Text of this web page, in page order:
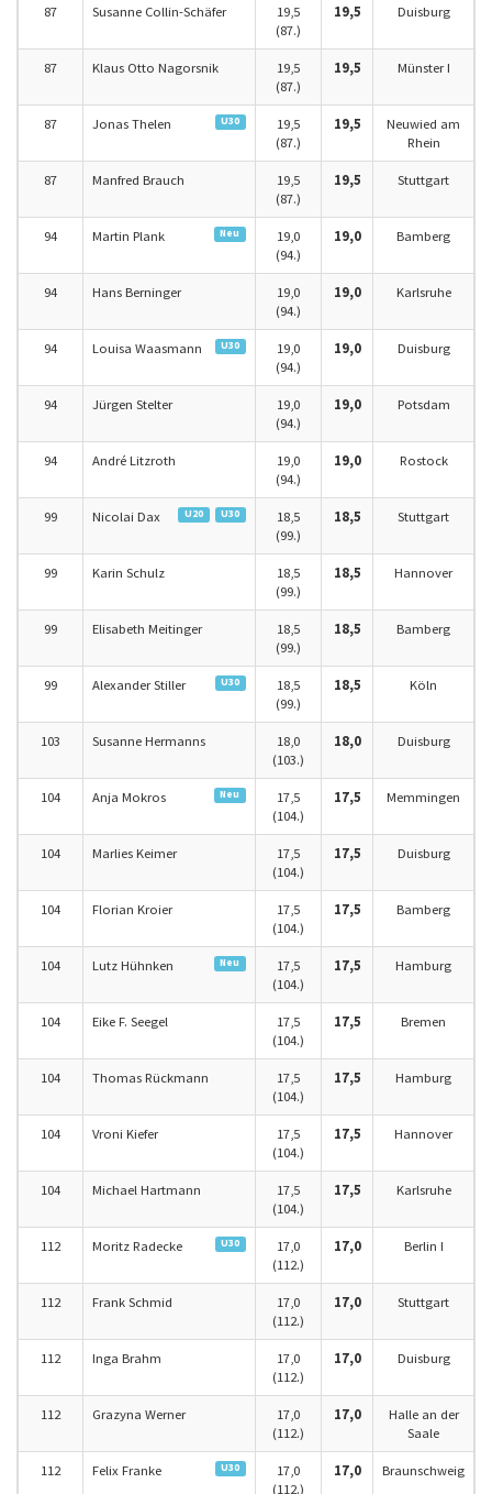
87 Susanne Collin-Schäfer
19,5
(87.)
19,5 Duisburg
87 Klaus Otto Nagorsnik
19,5
(87.)
19,5 Münster I
87 Jonas Thelen U30
19,5
(87.)
19,5
Neuwied am
Rhein
87 Manfred Brauch
19,5
(87.)
19,5 Stuttgart
94 Martin Plank Neu
19,0
(94.)
19,0 Bamberg
94 Hans Berninger
19,0
(94.)
19,0 Karlsruhe
94 Louisa Waasmann U30
19,0
(94.)
19,0 Duisburg
94 Jürgen Stelter
19,0
(94.)
19,0 Potsdam
94 André Litzroth
19,0
(94.)
19,0 Rostock
99 Nicolai Dax U30
U20
18,5
(99.)
18,5 Stuttgart
99 Karin Schulz
18,5
(99.)
18,5 Hannover
99 Elisabeth Meitinger
18,5
(99.)
18,5 Bamberg
99 Alexander Stiller U30
18,5
(99.)
18,5 Köln
103 Susanne Hermanns
18,0
(103.)
18,0 Duisburg
104 Anja Mokros Neu
17,5
(104.)
17,5 Memmingen
104 Marlies Keimer
17,5
(104.)
17,5 Duisburg
104 Florian Kroier
17,5
(104.)
17,5 Bamberg
104 Lutz Hühnken Neu
17,5
(104.)
17,5 Hamburg
104 Eike F. Seegel
17,5
(104.)
17,5 Bremen
104 Thomas Rückmann
17,5
(104.)
17,5 Hamburg
104 Vroni Kiefer
17,5
(104.)
17,5 Hannover
104 Michael Hartmann
17,5
(104.)
17,5 Karlsruhe
112 Moritz Radecke U30
17,0
(112.)
17,0 Berlin I
112 Frank Schmid
17,0
(112.)
17,0 Stuttgart
112 Inga Brahm
17,0
(112.)
17,0 Duisburg
112 Grazyna Werner
17,0
(112.)
17,0
Halle an der
Saale
112 Felix Franke U30
17,0
(112.)
17,0 Braunschweig